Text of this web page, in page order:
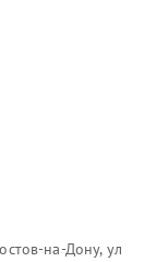
на-Дону, ул